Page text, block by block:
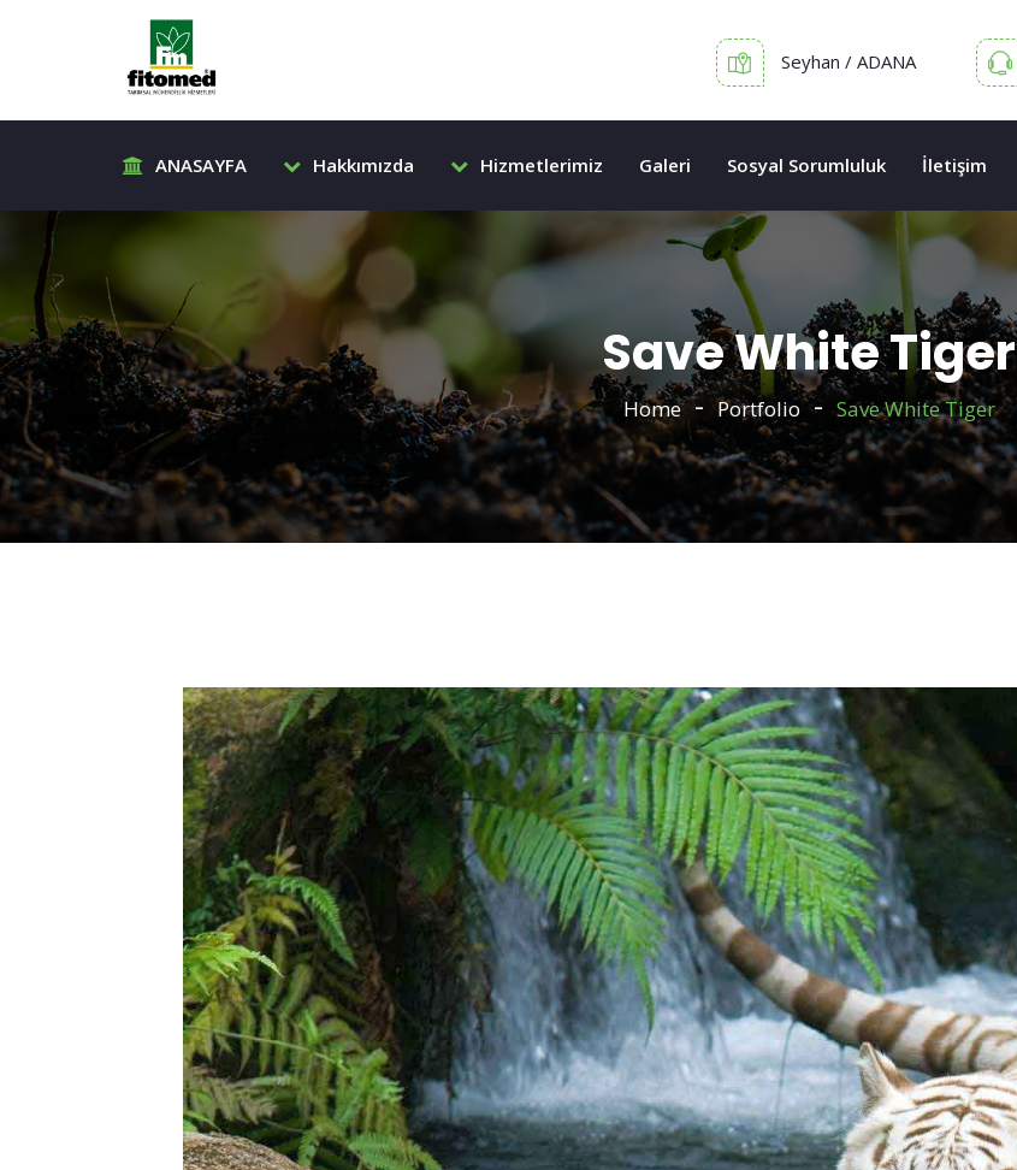
Seyhan / ADANA
ANASAYFA Hakkımızda Hizmetlerimiz Galeri Sosyal Sorumluluk İletişim
Save White Tiger
Home Portfolio Save White Tiger